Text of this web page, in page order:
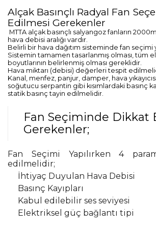
Alçak Basınçlı Radyal Fan
Edilmesi Gerekenler
MTTA alçak basınçlı salyangoz fanların
hava debisi aralığı vardır.
Belirli bir hava dağıtım sisteminde fan seçimi
Sistemin tamamen tasarlanmış olması, tüm
boyutlarının belirlenmiş olması gereklidir.
Hava miktarı (debisi) değerleri tespit
Kanal, menfez, panjur, damper, hava yıkayıcısı,
soğutucu serpantin gibi kısımlardaki basınç
statik basınç tayin edilmelidir.
Fan Seçiminde Dikkat
Gerekenler;
Fan Seçimi Yapılırken 4
edilmelidir;
İhtiyaç Duyulan Hava Debisi
Basınç Kayıpları
Kabul edilebilir ses seviyesi
Elektriksel güç bağlantı tipi